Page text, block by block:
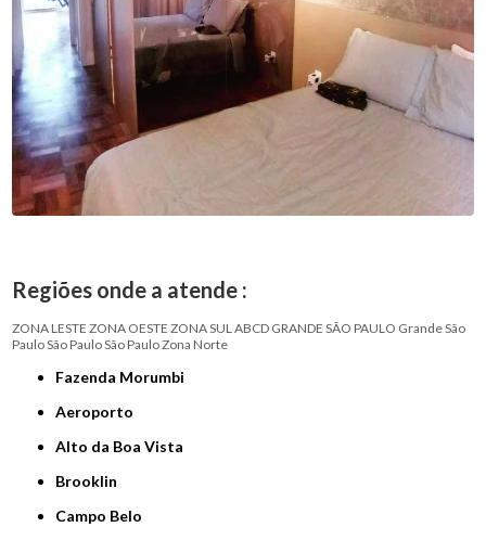
Regiões onde a atende :
ZONA LESTE ZONA OESTE ZONA SULABCD GRANDE SÃO PAULO Grande São
PauloSão PauloSão PauloZona Norte
Fazenda Morumbi
Aeroporto
Alto da Boa Vista
Brooklin
Campo Belo